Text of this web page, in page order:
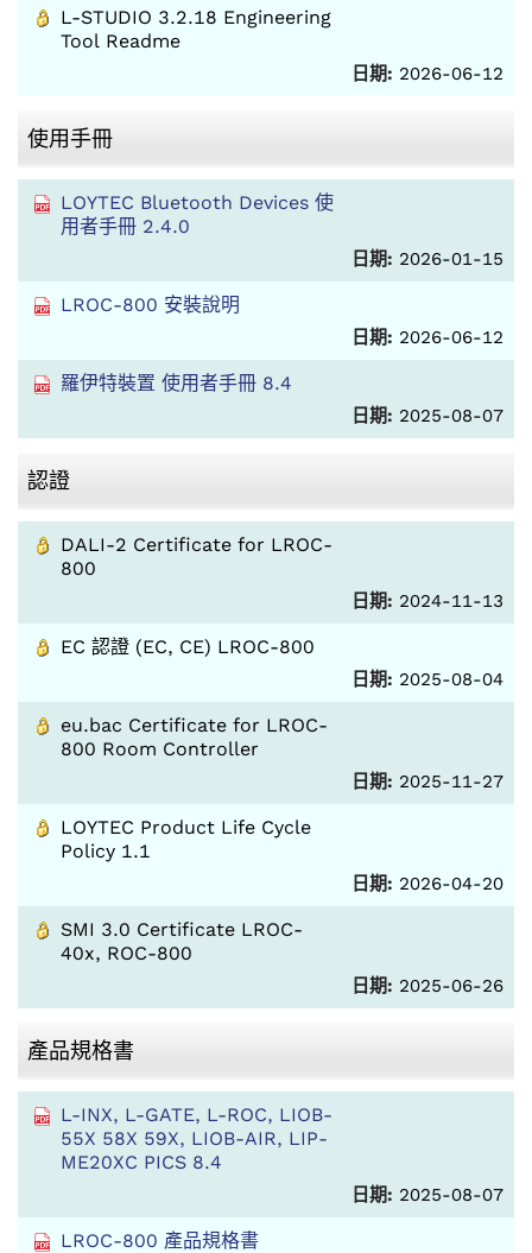
L-STUDIO 3.2.18 Engineering
Tool Readme
日期: 2026-06-12
使用手冊
LOYTEC Bluetooth Devices 使
用者手冊 2.4.0
日期: 2026-01-15
LROC-800 安裝說明
日期: 2026-06-12
羅伊特裝置 使用者手冊 8.4
日期: 2025-08-07
認證
DALI-2 Certificate for LROC-
800
日期: 2024-11-13
EC 認證 (EC, CE) LROC-800
日期: 2025-08-04
eu.bac Certificate for LROC-
800 Room Controller
日期: 2025-11-27
LOYTEC Product Life Cycle
Policy 1.1
日期: 2026-04-20
SMI 3.0 Certificate LROC-
40x, ROC-800
日期: 2025-06-26
產品規格書
L-INX, L-GATE, L-ROC, LIOB-
55X 58X 59X, LIOB-AIR, LIP-
ME20XC PICS 8.4
日期: 2025-08-07
LROC-800 產品規格書